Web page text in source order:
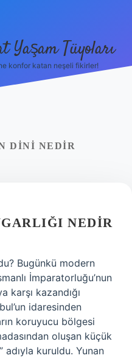
Yaşam Tüyoları
konfor katan neşeli fikirler!
DINI NEDIR
NEDIR
Bugünkü modern
İmparatorluğu’nun
karşı kazandığı
idaresinden
koruyucu bölgesi
oluşan küçük
adıyla kuruldu. Yunan